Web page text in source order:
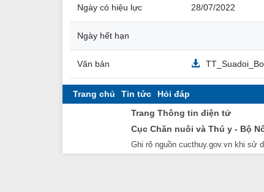
Ngày có hiệu lực 28/07/2022
Ngày hết hạn
Văn bản
Trang chủ Tin tức
Hỏi đáp
Trang Thông tin điện tử
Cục Chăn nuôi và Thú y - Bộ
Ghi rõ nguồn cucthuy.gov.vn khi sử